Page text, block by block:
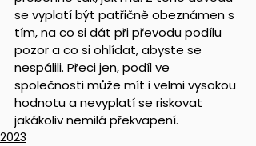
se vyplatí být patřičně obeznámen s
tím, na co si dát při převodu podílu
pozor a co si ohlídat, abyste se
nespálili. Přeci jen, podíl ve
společnosti může mít i velmi vysokou
hodnotu a nevyplatí se riskovat
jakákoliv nemilá překvapení.
2023